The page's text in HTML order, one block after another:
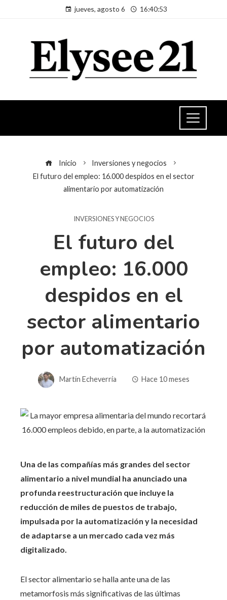
jueves, agosto 6 16:40:53
Inicio
Inversiones y negocios
El futuro del empleo: 16.000 despidos en el sector
alimentario por automatización
INVERSIONES Y NEGOCIOS
El futuro del
empleo: 16.000
despidos en el
sector alimentario
por automatización
Martín Echeverría Hace 10 meses
Una de las compañías más grandes del sector
alimentario a nivel mundial ha anunciado una
profunda reestructuración que incluye la
reducción de miles de puestos de trabajo,
impulsada por la automatización y la necesidad
de adaptarse a un mercado cada vez más
digitalizado.
El sector alimentario se halla ante una de las
metamorfosis más significativas de las últimas